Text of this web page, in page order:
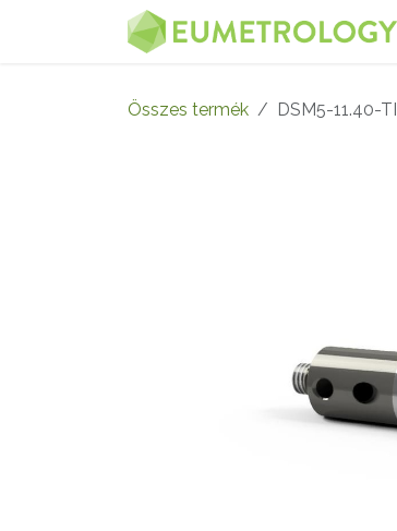
Kihagyás és továbblépés a tartalomhoz
Összes termék DSM5-11.40-TI